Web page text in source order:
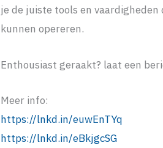
je de juiste tools en
kunnen opereren.
Enthousiast geraakt? laat een
Meer info:
https://lnkd.in/euwEnTYq
https://lnkd.in/eBkjgcSG